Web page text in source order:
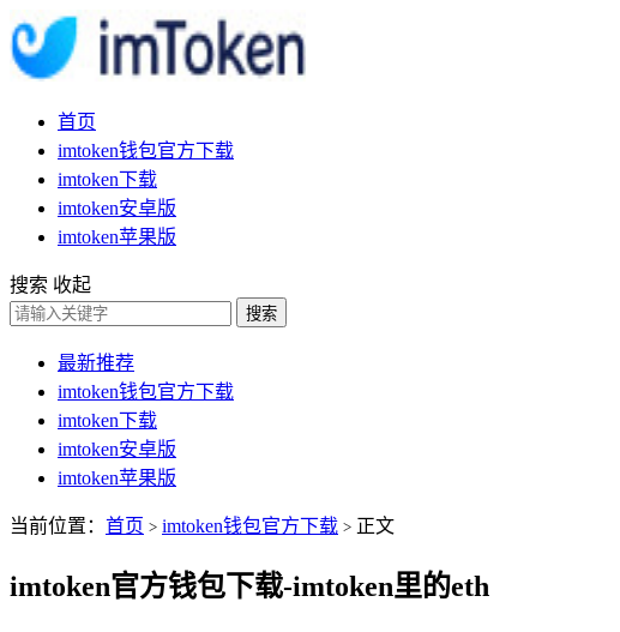
首页
imtoken钱包官方下载
imtoken下载
imtoken安卓版
imtoken苹果版
搜索 收起
搜索
最新推荐
imtoken钱包官方下载
imtoken下载
imtoken安卓版
imtoken苹果版
当前位置： 首页 > imtoken钱包官方下载 > 正文
imtoken官方钱包下载-imtoken里的eth